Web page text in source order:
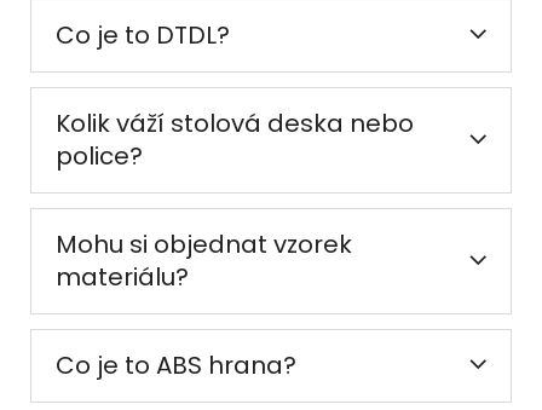
Co je to DTDL?
Kolik váží stolová deska nebo
police?
Mohu si objednat vzorek
materiálu?
Co je to ABS hrana?